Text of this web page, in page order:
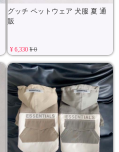
グッチ ペットウェア 犬服 夏 通
販
¥ 6,330¥ 0